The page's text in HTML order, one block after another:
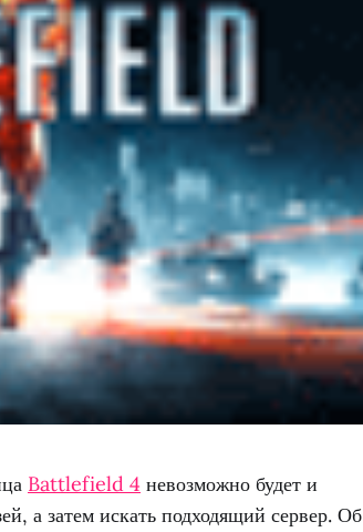
Battlefield 4 невозможно будет и
а затем искать подходящий сервер. Об